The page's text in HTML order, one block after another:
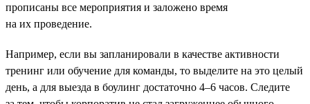
прописаны все мероприятия и заложено время
на их проведение.
Например, если вы запланировали в качестве активности
тренинг или обучение для команды, то выделите на это целый
день, а для выезда в боулинг достаточно 4–6 часов. Следите